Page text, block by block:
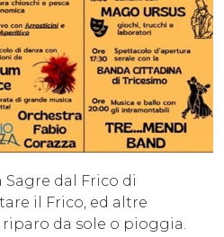
Sagre dal Frico di
il Frico, ed altre
da sole o pioggia.